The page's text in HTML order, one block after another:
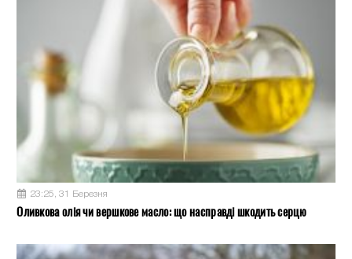
23:25, 31 Березня
Оливкова олія чи вершкове масло: що насправді шкодить серцю